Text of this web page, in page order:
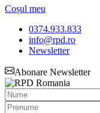
Coșul meu
0374.933.833
info@rpd.ro
Newsletter
Abonare Newsletter